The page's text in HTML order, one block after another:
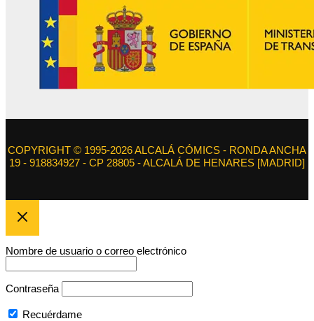
COPYRIGHT © 1995-2026 ALCALÁ CÓMICS - RONDA ANCHA
19 - 918834927 - CP 28805 - ALCALÁ DE HENARES [MADRID]
Nombre de usuario o correo electrónico
Contraseña
Recuérdame